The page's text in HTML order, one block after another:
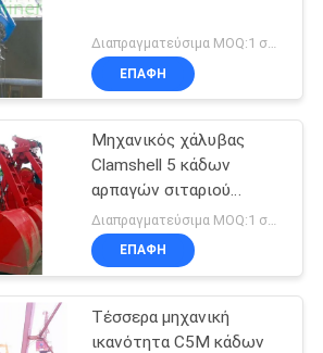
γερανοί
γερανός
ΕΠΑΦΉ
Μηχανικός χάλυβας
Clamshell 5 κάδων
αρπαγών σιταριού
κυβικός μετρητής
ΕΠΑΦΉ
Τέσσερα μηχανική
ικανότητα C5M κάδων